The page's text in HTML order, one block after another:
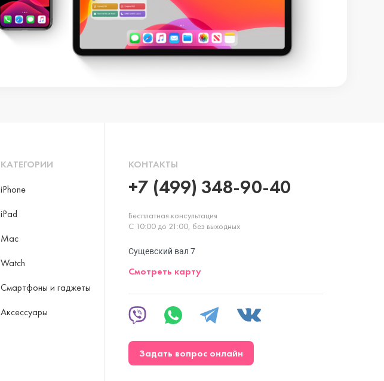
КАТЕГОРИИ
iPhone
iPad
Mac
Watch
Смартфоны и гаджеты
Аксессуары
КОНТАКТЫ
+7 (499) 348-90-40
Бесплатная консультация
С 10:00 до 21:00, без выходных
Сущевский вал 7
Смотреть карту
Задать вопрос онлайн